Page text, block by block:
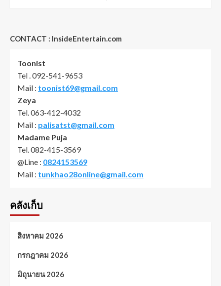
CONTACT : InsideEntertain.com
Toonist
Tel . 092-541-9653
Mail : toonist69@gmail.com
Zeya
Tel. 063-412-4032
Mail : palisatst@gmail.com
Madame Puja
Tel. 082-415-3569
@Line : 0824153569
Mail : tunkhao28online@gmail.com
คลังเก็บ
สิงหาคม 2026
กรกฎาคม 2026
มิถุนายน 2026